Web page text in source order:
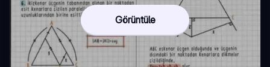
Görüntüle